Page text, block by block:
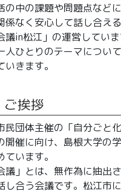
の中の課題や問題点など
係なく安心して話し合え
議in松江」の運営してい
人ひとりのテーマについ
きます。
ご挨拶
民団体主催の「自分ごと
開催に向け、島根大学の
います。
議」とは、無作為に抽出
し合う会議です。松江市